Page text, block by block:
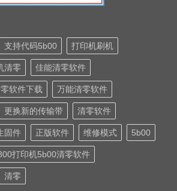
支持代码5b00 打印机刷机
清零 佳能清零软件
软件下载 万能清零软件
更换新的传输带 清零软件
固件 正版软件 维修模式 5b00
打印机5b00清零软件
清零